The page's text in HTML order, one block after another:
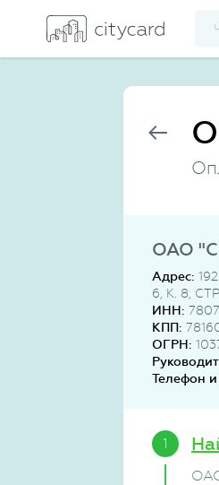
ОАО
Адрес:
6, К. 8,
ИНН:
КПП:
ОГРН:
Телефон